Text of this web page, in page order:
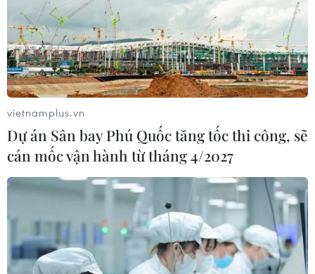
vietnamplus.vn
Dự án Sân bay Phú Quốc tăng tốc thi công, sẽ
cán mốc vận hành từ tháng 4/2027